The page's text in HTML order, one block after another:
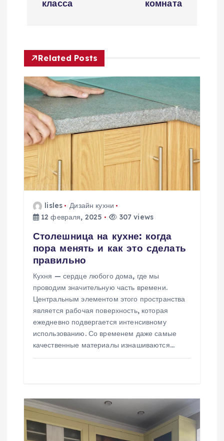
г
а
ц
и
я
п
класса комната
Related Posts
lisles
Дизайн кухни
12 февраля, 2025
307 views
Столешница на кухне: когда
пора менять и как это сделать
правильно
Кухня — сердце любого дома, где мы
проводим значительную часть времени.
Центральным элементом этого пространства
является рабочая поверхность, которая
ежедневно подвергается интенсивному
использованию. Со временем даже самые
качественные материалы изнашиваются…